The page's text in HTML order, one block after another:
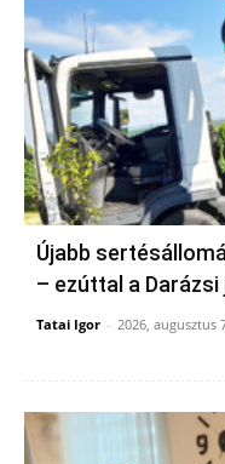
Újabb
– ezúttal a Darázsi
Tatai Igor - 2026, augusztus